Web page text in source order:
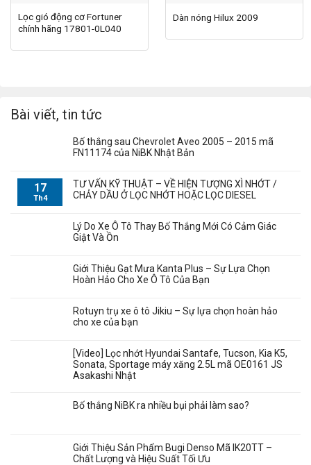
Lọc gió động cơ Fortuner
chính hãng 17801-0L040
Dàn nóng Hilux 2009
Bài viết, tin tức
Bố thắng sau Chevrolet Aveo 2005 – 2015 mã
FN11174 của NiBK Nhật Bản
17
Th4
TƯ VẤN KỸ THUẬT – VỀ HIỆN TƯỢNG XÌ NHỚT /
CHẢY DẦU Ở LỌC NHỚT HOẶC LỌC DIESEL
Lý Do Xe Ô Tô Thay Bố Thắng Mới Có Cảm Giác
Giật Và Ồn
Giới Thiệu Gạt Mưa Kanta Plus – Sự Lựa Chọn
Hoàn Hảo Cho Xe Ô Tô Của Bạn
Rotuyn trụ xe ô tô Jikiu – Sự lựa chọn hoàn hảo
cho xe của bạn
[Video] Lọc nhớt Hyundai Santafe, Tucson, Kia K5,
Sonata, Sportage máy xăng 2.5L mã OE0161 JS
Asakashi Nhật
Bố thắng NiBK ra nhiều bụi phải làm sao?
Giới Thiệu Sản Phẩm Bugi Denso Mã IK20TT –
Chất Lượng và Hiệu Suất Tối Ưu